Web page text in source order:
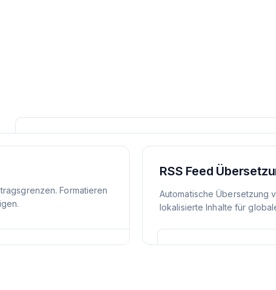
Formatieren
RSS Feed
Automatische Übersetzung
lokalisierte Inhalte für